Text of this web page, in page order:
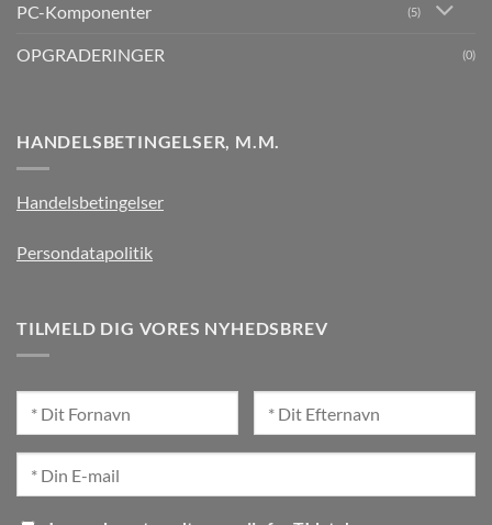
PC-Komponenter (5)
OPGRADERINGER (0)
HANDELSBETINGELSER, M.M.
Handelsbetingelser
Persondatapolitik
TILMELD DIG VORES NYHEDSBREV